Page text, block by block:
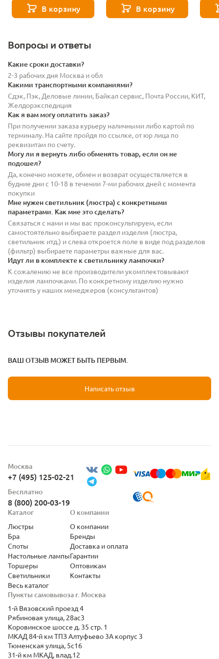
В корзину В корзину
Вопросы и ответы
Какие сроки доставки?
2-3 рабочих дня Москва и обл
Какими транспортными компаниями?
Сдэк, Пэк, Деловые линии, Байкал сервис, Почта России, КИТ,
Желдорэкспедиция
Как я вам могу оплатить заказ?
При получении заказа курьеру наличными либо картой по
терминалу. На сайте пройдя по ссылке, от юр лица по
реквизитам по счету.
Могу ли я вернуть либо обменять товар, если он не
подошел?
Да, конечно можете, обмен и возврат осуществляется в
будние дни с 10-18 в течении 7-ми рабочих дней с момента
покупки
Мне нужен светильник (люстра) с конкретными
параметрами. Как мне это сделать?
Связаться с нами и мы вас проконсультируем, если
самостоятельно выбираете раздел изделия (люстра,
светильник итд.) и слева откроется поле в виде под разделов
(фильтр) выбираете параметры важные для вас.
Идут ли в комплекте к светильнику лампочки?
К сожалению не все производители укомплектовывают
изделия лампочками. По конкретному изделию нужно
уточнять у наших менеджеров (консультантов)
Отзывы покупателей
ВАШ ОТЗЫВ МОЖЕТ БЫТЬ ПЕРВЫМ.
Написать отзыв
Москва
+7 (495) 125-02-21
Бесплатно
8 (800) 200-03-19
Пункты самовывоза г. Москва
1-й Вязовский проезд 4
Рябиновая улица, 28ас3
Коровинское шоссе д. 35 стр. 1
МКАД 84-й км ТПЗ Алтуфьево 3А корпус 3
Тюменская улица, 5с16
31-й км МКАД, влад.12
Каталог
Люстры
Бра
Споты
Настольные лампы
Торшеры
Светильники
Весь каталог
О компании
О компании
Бренды
Доставка и оплата
Гарантии
Оптовикам
Контакты